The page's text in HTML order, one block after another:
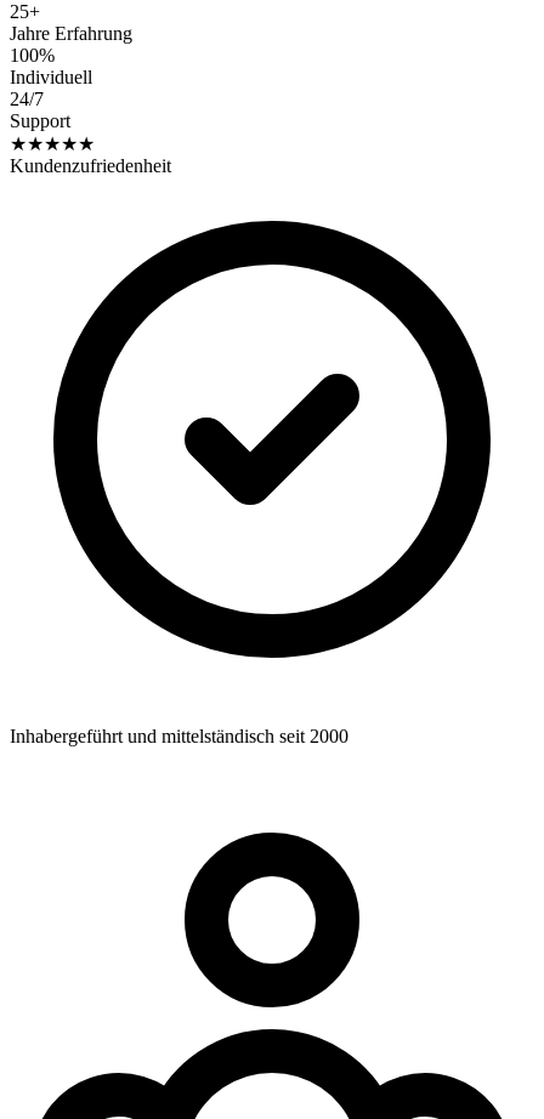
25+
Jahre Erfahrung
100%
Individuell
24/7
Support
★★★★★
Kundenzufriedenheit
Inhabergeführt und mittelständisch seit 2000